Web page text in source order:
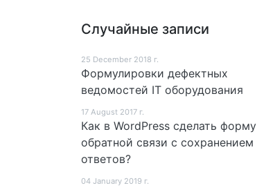
Случайные записи
25 December 2018 г.
Формулировки дефектных
ведомостей IT оборудования
17 August 2017 г.
Как в WordPress сделать форму
обратной связи с сохранением
ответов?
04 January 2019 г.